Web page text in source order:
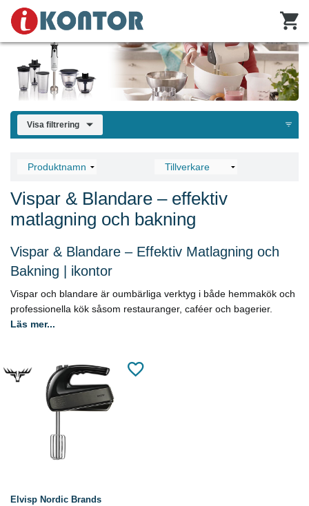
Visa filtrering
Vispar & Blandare – effektiv
matlagning och bakning
Vispar & Blandare – Effektiv Matlagning och
Bakning | ikontor
Vispar och blandare är oumbärliga verktyg i både hemmakök och
professionella kök såsom restauranger, caféer och bagerier.
Läs mer...
Elvisp Nordic Brands